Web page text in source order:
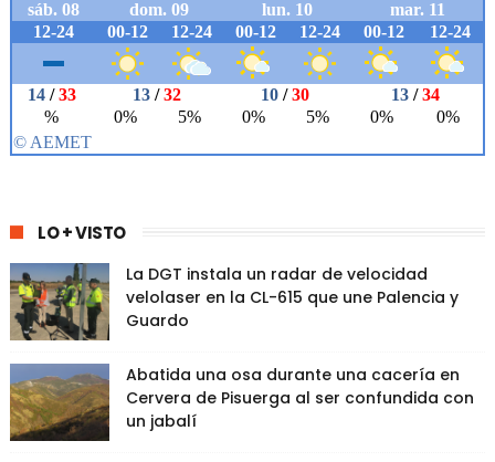
LO + VISTO
La DGT instala un radar de velocidad
velolaser en la CL-615 que une Palencia y
Guardo
Abatida una osa durante una cacería en
Cervera de Pisuerga al ser confundida con
un jabalí